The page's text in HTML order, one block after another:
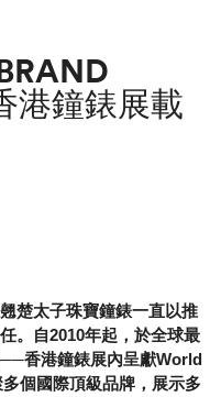
港鐘錶展載
楚太子珠寶鐘錶一直以推
。自2010年起，於全球最
香港鐘錶展內呈獻World
個國際頂級品牌，展示多